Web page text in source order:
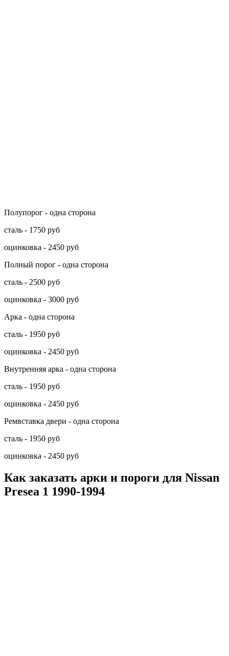
Полупорог - одна сторона
сталь - 1750 руб
оцинковка - 2450 руб
Полный порог - одна сторона
сталь - 2500 руб
оцинковка - 3000 руб
Арка - одна сторона
сталь - 1950 руб
оцинковка - 2450 руб
Внутренняя арка - одна сторона
сталь - 1950 руб
оцинковка - 2450 руб
Ремвставка двери - одна сторона
сталь - 1950 руб
оцинковка - 2450 руб
Как заказать арки и пороги для Nissan
Presea 1 1990-1994